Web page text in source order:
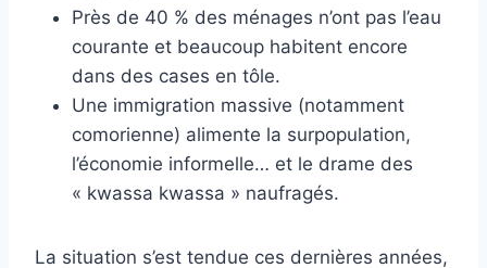
Près de 40 % des ménages n’ont pas l’eau
courante et beaucoup habitent encore
dans des cases en tôle.
Une immigration massive (notamment
comorienne) alimente la surpopulation,
l’économie informelle… et le drame des
« kwassa kwassa » naufragés.
La situation s’est tendue ces dernières années,